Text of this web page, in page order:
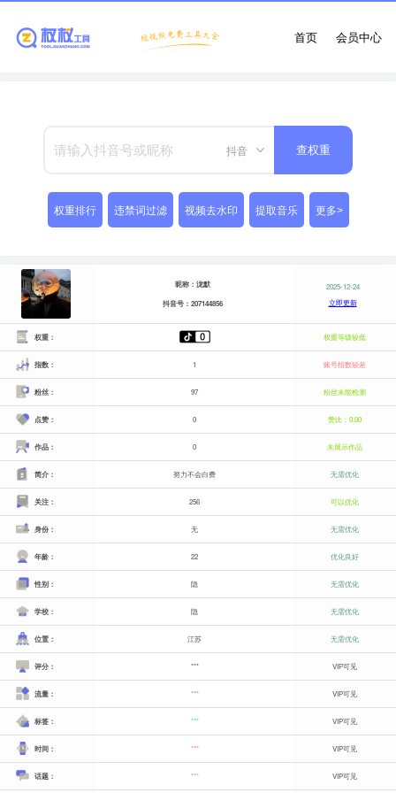
会员中心
首页
抖音 查权重
权重排行 违禁词过滤 视频去水印 提取音乐 更多>
昵称：泷默
抖音号：207144856
2025-12-24
立即更新
权重： 权重等级较低
指数： 1 账号指数较差
粉丝： 97 粉丝未能检测
点赞： 0 赞比：0.00
作品： 0 未展示作品
简介： 努力不会白费 无需优化
关注： 256 可以优化
身份： 无 无需优化
年龄： 22 优化良好
性别： 隐 无需优化
学校： 隐 无需优化
位置： 江苏 无需优化
评分： *** VIP可见
流量： *** VIP可见
标签： *** VIP可见
时间： *** VIP可见
话题： *** VIP可见